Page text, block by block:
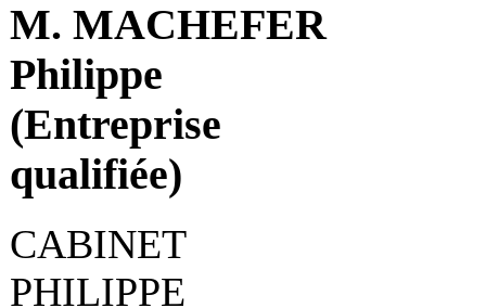
M. MACHEFER
Philippe
(Entreprise
qualifiée)
CABINET
PHILIPPE